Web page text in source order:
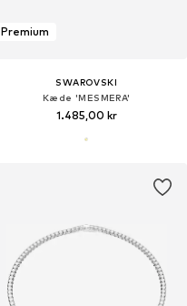
Premium
SWAROVSKI
Kæde 'MESMERA'
1.485,00 kr